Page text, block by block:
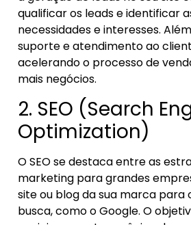
qualificar os leads e identificar
necessidades e interesses.
suporte e atendimento ao
acelerando o processo de
mais negócios.
2. SEO (Search
Optimization)
O SEO se destaca entre as
marketing para grandes
site ou blog da sua marca para
busca, como o Google. O